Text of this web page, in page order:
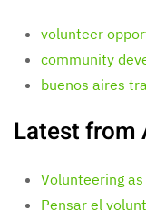
volunteer
community
buenos aires
Latest from
Volunteering
Pensar el